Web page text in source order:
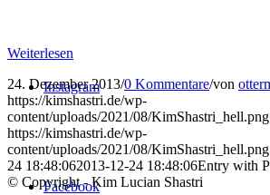
Instagram
Facebook
Weiterlesen
24. Dezember 2013/0 Kommentare/von
https://kimshastri.de/wp-
content/uploads/2021/08/KimShastri_hell.png
https://kimshastri.de/wp-
content/uploads/2021/08/KimShastri_hell.png
24 18:48:062013-12-24 18:48:06Entry with
© Copyright - Kim Lucian Shastri